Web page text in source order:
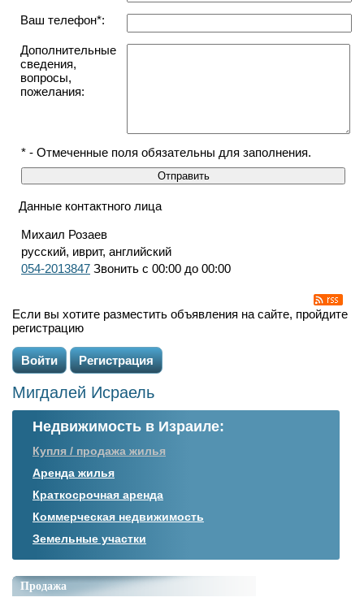
Ваш телефон*:
Дополнительные
сведения,
вопросы,
пожелания:
* - Отмеченные поля обязательны для заполнения.
Данные контактного лица
Михаил Розаев
русский, иврит, английский
054-2013847 Звонить с 00:00 до 00:00
Если вы хотите разместить объявления на сайте, пройдите
регистрацию
Войти Регистрация
Мигдалей Исраель
Недвижимость в Израиле:
Купля / продажа жилья
Аренда жилья
Краткосрочная аренда
Коммерческая недвижимость
Земельные участки
Продажа